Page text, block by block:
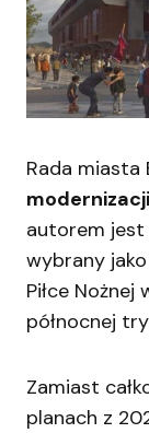
Rada miasta
autorem jest
wybrany
Piłce
północnej
Zamiast
planach z